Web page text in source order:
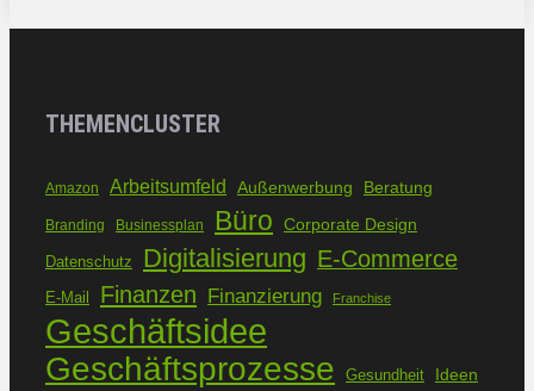
THEMENCLUSTER
Amazon Arbeitsumfeld Außenwerbung Beratung
Branding Businessplan Büro Corporate Design
Datenschutz Digitalisierung E-Commerce
E-Mail Finanzen Finanzierung Franchise
Geschäftsidee
Geschäftsprozesse Gesundheit Ideen